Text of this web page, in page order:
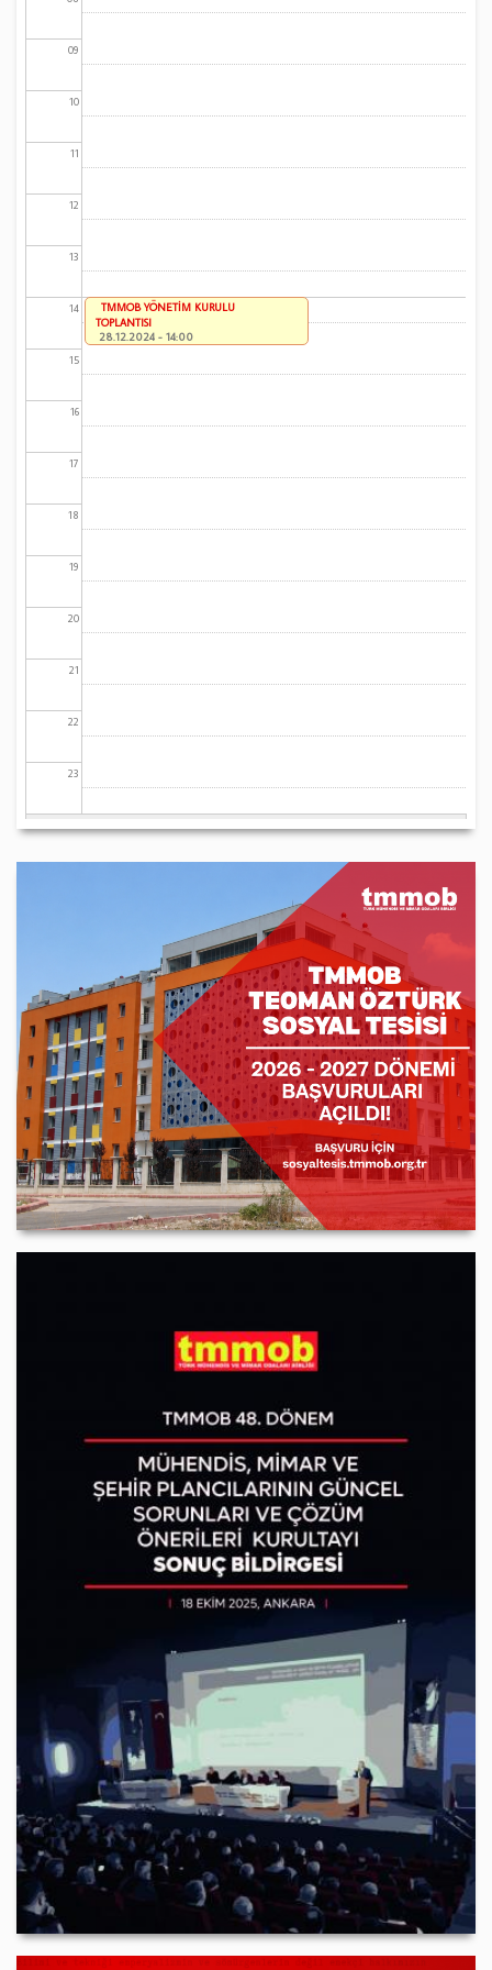
09
10
11
12
13
14
15
16
17
18
19
20
21
22
23
TMMOB YÖNETİM KURULU
TOPLANTISI
28.12.2024 - 14:00